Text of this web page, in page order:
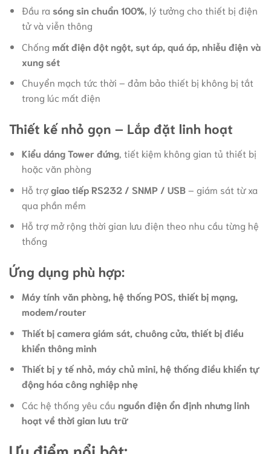
Đầu ra sóng sin chuẩn 100%, lý tưởng cho thiết bị điện
tử và viễn thông
Chống mất điện đột ngột, sụt áp, quá áp, nhiễu điện và
xung sét
Chuyển mạch tức thời – đảm bảo thiết bị không bị tắt
trong lúc mất điện
Thiết kế nhỏ gọn – Lắp đặt linh hoạt
Kiểu dáng Tower đứng, tiết kiệm không gian tủ thiết bị
hoặc văn phòng
Hỗ trợgiao tiếp RS232 / SNMP / USB– giám sát từ xa
qua phần mềm
Hỗ trợ mở rộng thời gian lưu điện theo nhu cầu từng hệ
thống
Ứng dụng phù hợp:
Máy tính văn phòng, hệ thống POS, thiết bị mạng,
modem/router
Thiết bị camera giám sát, chuông cửa, thiết bị điều
khiển thông minh
Thiết bị y tế nhỏ, máy chủ mini, hệ thống điều khiển tự
động hóa công nghiệp nhẹ
Các hệ thống yêu cầu nguồn điện ổn định nhưng linh
hoạt về thời gian lưu trữ
Ưu điểm nổi bật: